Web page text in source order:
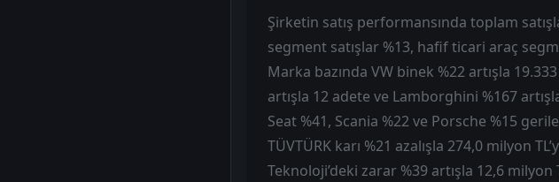
Şirketin satış performansında toplam
segment satışlar %13, hafif ticari araç
Marka bazında VW binek %22 artışla
artışla 12 adete ve Lamborghini %167
Seat %41, Scania %22 ve Porsche %15
TÜVTÜRK karı %21 azalışla 274,0 milyon
Teknoloji’deki zarar %39 artışla 12,6 milyon